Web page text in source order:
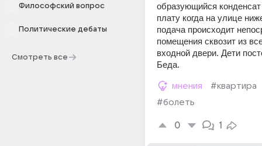
Философский вопрос
Политические дебаты
Смотреть все
образующийся конденсат
плату когда на улице
подача происходит
помещения сквозит из
входной двери. Дети
Беда.
мнения
#квартира
#болеть
0 1